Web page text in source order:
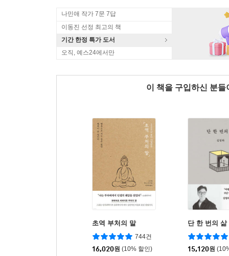
나민애 작가 7문 7답
이동진 선정 최고의 책
기간 한정 특가 도서
오직, 예스24에서만
이 책을 구입하신 분
초역 부처의 말
744건
16,020원 (10% 할인)
단 한 번의 삶
15,120원